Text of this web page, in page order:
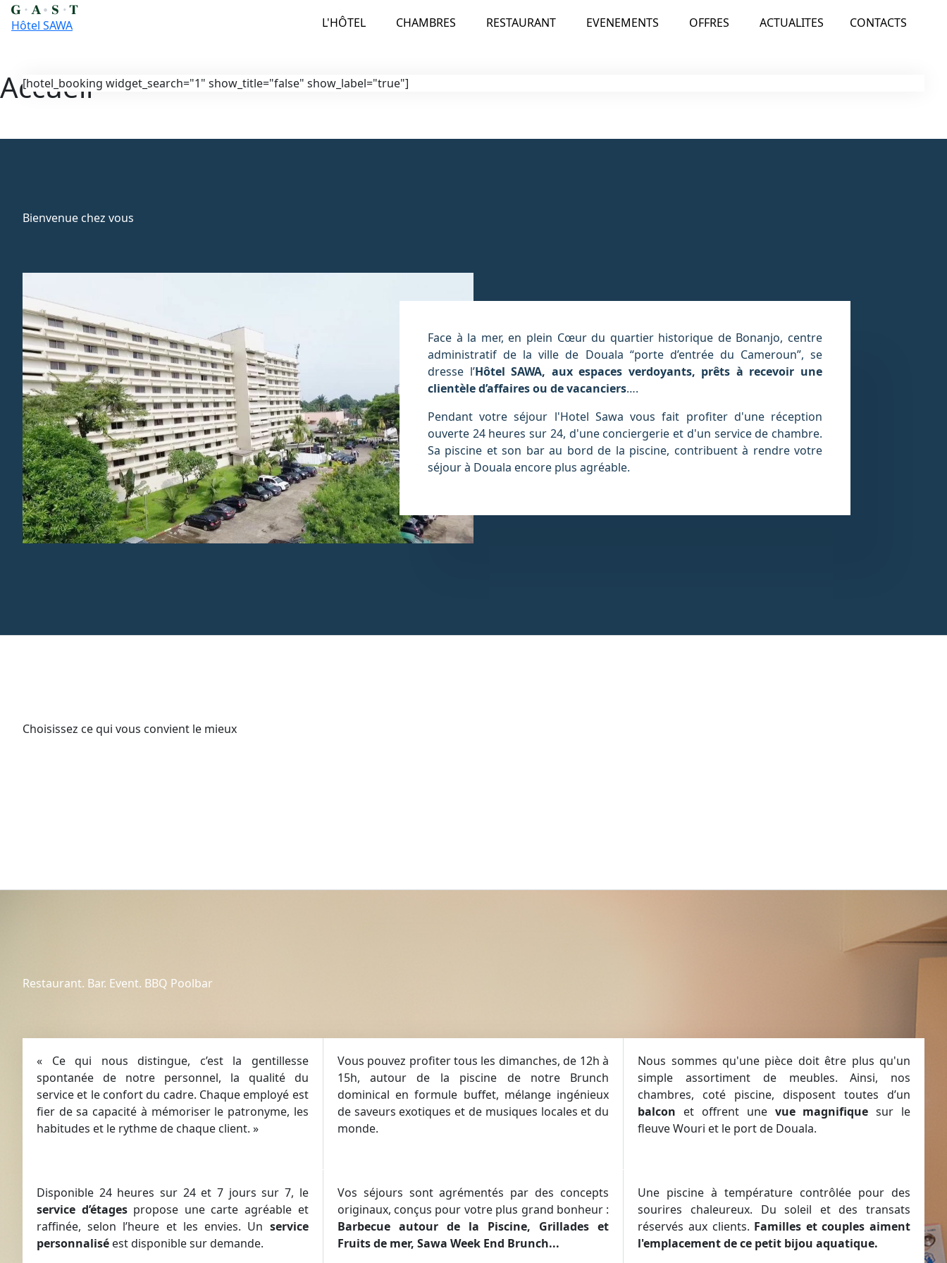
Skip
to
Hôtel SAWA L'HÔTEL CHAMBRES RESTAURANT EVENEMENTS OFFRES ACTUALITES CONTACTS
Accueil
[hotel_booking widget_search="1" show_title="false" show_label="true"]
Bienvenue chez vous
Face à la mer, en plein Cœur du quartier historique de Bonanjo, centre
administratif de la ville de Douala “porte d’entrée du Cameroun”, se
dresse l’Hôtel SAWA, aux espaces verdoyants, prêts à recevoir une
clientèle d’affaires ou de vacanciers….
Pendant votre séjour l'Hotel Sawa vous fait profiter d'une réception
ouverte 24 heures sur 24, d'une conciergerie et d'un service de chambre.
Sa piscine et son bar au bord de la piscine, contribuent à rendre votre
séjour à Douala encore plus agréable.
Choisissez ce qui vous convient le mieux
Restaurant. Bar. Event. BBQ Poolbar
« Ce qui nous distingue, c’est la gentillesse
spontanée de notre personnel, la qualité du
service et le confort du cadre. Chaque employé est
fier de sa capacité à mémoriser le patronyme, les
habitudes et le rythme de chaque client. »
Vous pouvez profiter tous les dimanches, de 12h à
15h, autour de la piscine de notre Brunch
dominical en formule buffet, mélange ingénieux
de saveurs exotiques et de musiques locales et du
monde.
Nous sommes qu'une pièce doit être plus qu'un
simple assortiment de meubles. Ainsi, nos
chambres, coté piscine, disposent toutes d’un
balcon et offrent une vue magnifique sur le
fleuve Wouri et le port de Douala.
Disponible 24 heures sur 24 et 7 jours sur 7, le
service d’étagespropose une carte agréable et
raffinée, selon l’heure et les envies. Un service
personnalisé est disponible sur demande.
Vos séjours sont agrémentés par des concepts
originaux, conçus pour votre plus grand bonheur :
Barbecue autour de la Piscine, Grillades et
Fruits de mer, Sawa Week End Brunch...
Une piscine à température contrôlée pour des
sourires chaleureux. Du soleil et des transats
réservés aux clients. Familles et couples aiment
l'emplacement de ce petit bijou aquatique.